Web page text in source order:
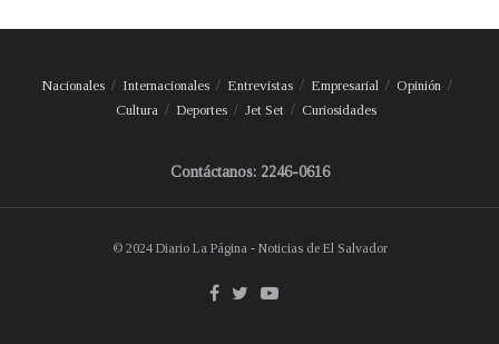
Nacionales Internacionales Entrevistas Empresarial
Opinión
Cultura
Deportes Jet Set Curiosidades
Contáctanos: 2246-0616
© 2024 Diario La Página - Noticias de El Salvador